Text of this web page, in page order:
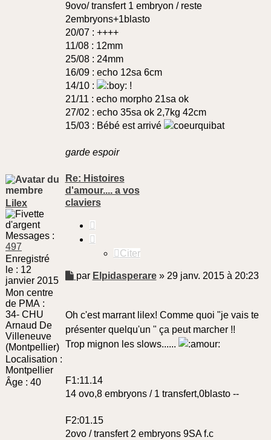
9ovo/ transfert 1 embryon / reste
2embryons+1blasto
20/07 : ++++
11/08 : 12mm
25/08 : 24mm
16/09 : echo 12sa 6cm
14/10 :
!
21/11 : echo morpho 21sa ok
27/02 : echo 35sa ok 2,7kg 42cm
15/03 : Bébé est arrivé
garde espoir
Re: Histoires
d'amour.... a vos
claviers
Citer
Message
par Elpidasperare» 29 janv. 2015 à 20:23
Oh c'est marrant lilex! Comme quoi "je vais te
présenter quelqu'un " ça peut marcher !!
Trop mignon les slows......
F1:11.14
14 ovo,8 embryons / 1 transfert,0blasto --
F2:01.15
2ovo / transfert 2 embryons 9SA f.c
Lilex
Messages :
497
Enregistré
le : 12
janvier 2015
Mon centre
de PMA :
34- CHU
Arnaud De
Villeneuve
(Montpellier)
Localisation :
Montpellier
Âge : 40